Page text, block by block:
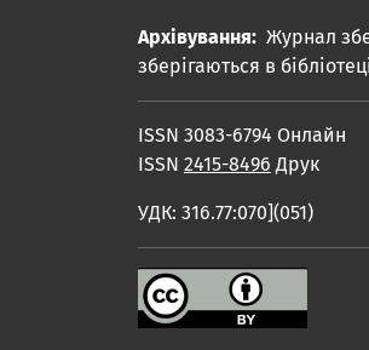
Архівування: Журнал
зберігаються в
ISSN 3083-6794 Онлайн
ISSN 2415-8496 Друк
УДК: 316.77:070](051)